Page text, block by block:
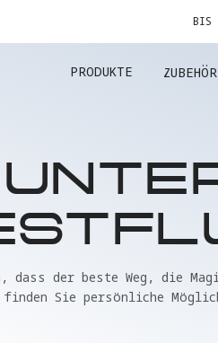
BIS
ALTES GERÄT
PRODUKTE ZUBEHÖR
dass der beste Weg, die
finden Sie persönliche